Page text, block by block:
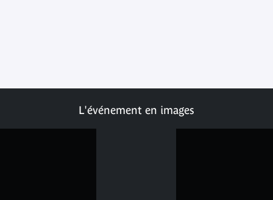
L'événement en images